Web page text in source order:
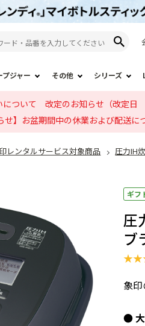
ジャー その他 シリーズ
について 改定のお知らせ（改定日
せ】お盆期間中の休業および配送に
レンタルサービス対象商品 圧力IH
ギフ
圧
ブ
★★
象
● 大